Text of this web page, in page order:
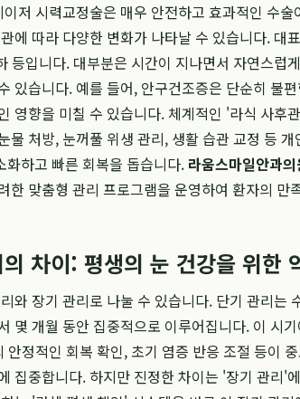
저 시력교정술은 매우 안전하고 효과적인 수술
에 따라 다양한 변화가 나타날 수 있습니다. 대
등입니다. 대부분은 시간이 지나면서 자연스럽
있습니다. 예를 들어, 안구건조증은 단순히 불
영향을 미칠 수 있습니다. 체계적인 '라식 사후
물 처방, 눈꺼풀 위생 관리, 생활 습관 교정 등 개
하고 빠른 회복을 돕습니다. 라움스마일안과의
한 맞춤형 관리 프로그램을 운영하여 환자의 만
차이: 평생의 눈 건강을 위한
와 장기 관리로 나눌 수 있습니다. 단기 관리는
몇 개월 동안 집중적으로 이루어집니다. 이 시
정적인 회복 확인, 초기 염증 반응 조절 등이
집중합니다. 하지만 진정한 차이는 '장기 관리'